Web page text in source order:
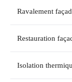
Ravalement
Restauration
Isolation